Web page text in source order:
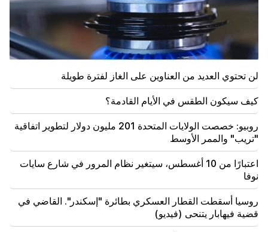
سوف يتدفق المال مثل النهر. ستصبح علامات الأبراج الثلاثة
هذه غنية في أواخر أغسطس
19:36
حريق كبير في أحد المباني الشاهقة في سايات نوفا. وتم
إدارة حقوق الإنسان تعتبر تقرير اللجنة الدستورية بشأن
أرغام أبراهاميان غير مقبول
19:06
مطلوب كجزء من الإجراءات الجنائية
18:44
اتفاقية "تريب" والممر الأوسط
لن تحتوي العديد من العناوين على الغاز لفترة طويلة
كيف سيكون الطقس في الأيام القادمة؟
روبيو: خصصت الولايات المتحدة 201 مليون دولار لتطوير اتفاقية
"تريب" والممر الأوسط
اعتبارًا من 10 أغسطس، سيتغير نظام المرور في شارع سايات
نوفا
روسيا أسقطت القطار العسكري بطائرة "إسكندر". القاضي في
قضية فيهابار يتنحى (فيديو)